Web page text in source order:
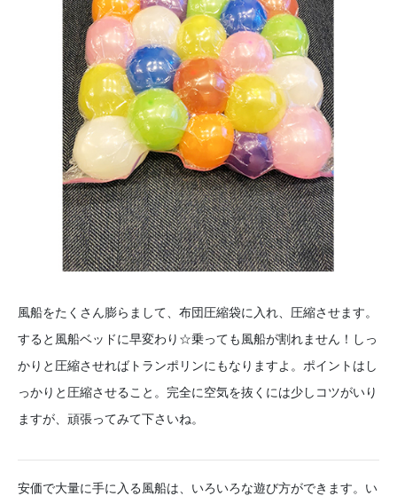
風船をたくさん膨らまして、布団圧縮袋に入れ、圧縮させます。
すると風船ベッドに早変わり☆乗っても風船が割れません！しっ
かりと圧縮させればトランポリンにもなりますよ。ポイントはし
っかりと圧縮させること。完全に空気を抜くには少しコツがいり
ますが、頑張ってみて下さいね。
安価で大量に手に入る風船は、いろいろな遊び方ができます。い